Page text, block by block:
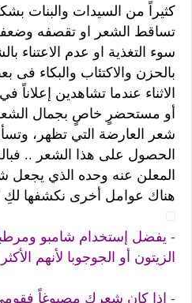
كثيراً من السيدات والبنات
تساقط الشعر او تقصفه
سوء التغذية او عدم الاعتناء
بالحزن والاكتئاب والبكاء
الاثناء عندما تشاهدين إعلاناً
أو مستحضرٍ خاصٍ بجمال
شعر العارضة التي تظهر،
الحصول على هذا الشعر ..
المعلن عنه وحده الذي يجعل
هناك عوامل أخرى نكشفها لكِ
- يفضل إستخدام شامبو
الزيتون أو الجوجوبا لأنهم
- إذا كان شعرك مصبوغاً